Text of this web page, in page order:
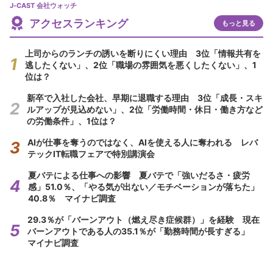
J-CAST 会社ウォッチ
アクセスランキング もっと見る
上司からのランチの誘いを断りにくい理由 3位「情報共有を
逃したくない」、2位「職場の雰囲気を悪くしたくない」、1
位は？
新卒で入社した会社、早期に退職する理由 3位「成長・スキ
ルアップが見込めない」、2位「労働時間・休日・働き方など
の労働条件」、1位は？
AIが仕事を奪うのではなく、AIを使える人に奪われる レバ
テックIT転職フェアで特別講演会
夏バテによる仕事への影響 夏バテで「強いだるさ・疲労
感」51.0％、「やる気が出ない／モチベーションが落ちた」
40.8％ マイナビ調査
29.3％が「バーンアウト（燃え尽き症候群）」を経験 現在
バーンアウトである人の35.1％が「勤務時間が長すぎる」
マイナビ調査